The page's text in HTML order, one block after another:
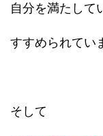
自分を満たして
すすめられてい
そして